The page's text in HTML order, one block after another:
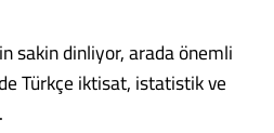
sakin dinliyor, arada önemli
Türkçe iktisat, istatistik ve